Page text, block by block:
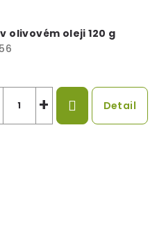
olivovém oleji 120 g
+ Detail